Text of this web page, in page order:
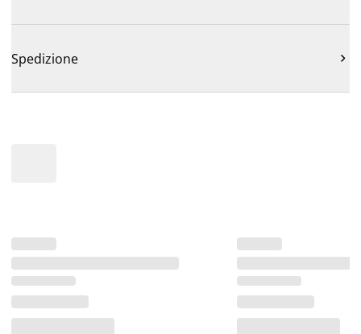
Spedizione 